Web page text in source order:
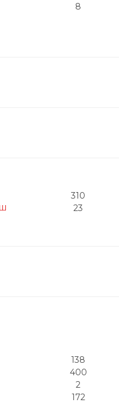
8
310
23
138
400
2
172